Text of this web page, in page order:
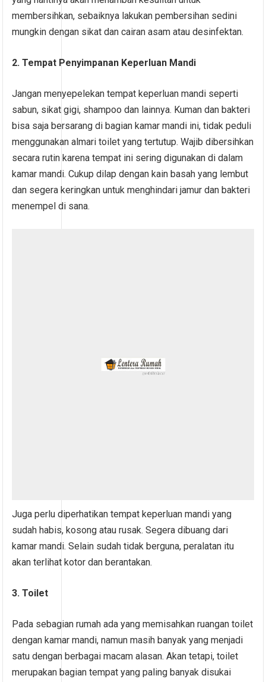
membersihkan, sebaiknya lakukan pembersihan sedini
mungkin dengan sikat dan cairan asam atau desinfektan.
2. Tempat Penyimpanan Keperluan Mandi
Jangan menyepelekan tempat keperluan mandi seperti
sabun, sikat gigi, shampoo dan lainnya. Kuman dan bakteri
bisa saja bersarang di bagian kamar mandi ini, tidak peduli
menggunakan almari toilet yang tertutup. Wajib dibersihkan
secara rutin karena tempat ini sering digunakan di dalam
kamar mandi. Cukup dilap dengan kain basah yang lembut
dan segera keringkan untuk menghindari jamur dan bakteri
menempel di sana.
Juga perlu diperhatikan tempat keperluan mandi yang
sudah habis, kosong atau rusak. Segera dibuang dari
kamar mandi. Selain sudah tidak berguna, peralatan itu
akan terlihat kotor dan berantakan.
3. Toilet
Pada sebagian rumah ada yang memisahkan ruangan toilet
dengan kamar mandi, namun masih banyak yang menjadi
satu dengan berbagai macam alasan. Akan tetapi, toilet
merupakan bagian tempat yang paling banyak disukai